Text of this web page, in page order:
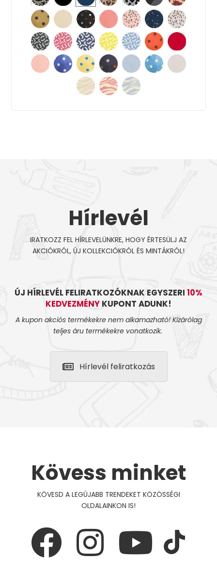
Hírlevél
IRATKOZZ FEL HÍRLEVELÜNKRE, HOGY ÉRTESÜLJ AZ
AKCIÓKRÓL, ÚJ KOLLEKCIÓKRÓL ÉS MINTÁKRÓL!
ÚJ HÍRLEVÉL FELIRATKOZÓKNAK EGYSZERI 10%
KEDVEZMÉNY KUPONT ADUNK!
A kupon akciós termékekre nem alkamazható! Kizárólag
teljes áru termékekre vonatkozik.
Hírlevél feliratkozás
Kövess minket
KÖVESD A LEGÚJABB TRENDEKET KÖZÖSSÉGI
OLDALAINKON IS!